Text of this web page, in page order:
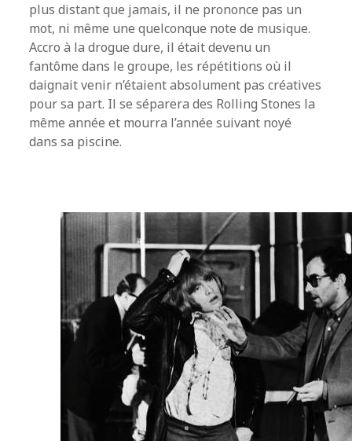
plus distant que jamais, il ne prononce pas un
mot, ni même une quelconque note de musique.
Accro à la drogue dure, il était devenu un
fantôme dans le groupe, les répétitions où il
daignait venir n’étaient absolument pas créatives
pour sa part. Il se séparera des Rolling Stones la
même année et mourra l’année suivant noyé
dans sa piscine.